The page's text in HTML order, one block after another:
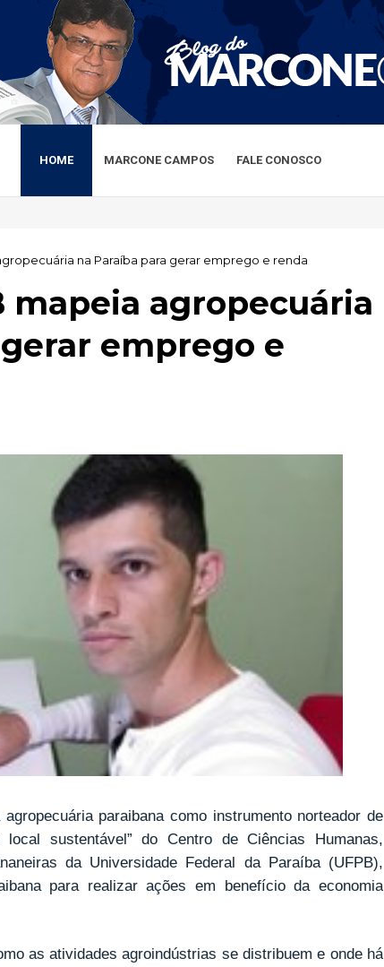
HOME MARCONE CAMPOS FALE CONOSCO
na Paraíba para gerar emprego e renda
mapeia agropecuária
emprego e
paraibana como instrumento norteador de
sustentável” do Centro de Ciências Humanas,
da Universidade Federal da Paraíba (UFPB),
para realizar ações em benefício da economia
as atividades agroindústrias se distribuem e onde há